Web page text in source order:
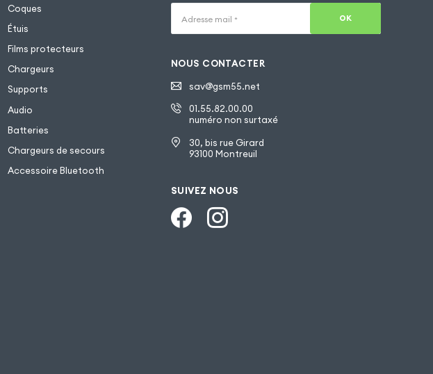
Coques
Étuis
Films protecteurs
Chargeurs
Supports
Audio
Batteries
Chargeurs de secours
Accessoire Bluetooth
Adresse mail * OK
NOUS CONTACTER
sav@gsm55.net
01.55.82.00.00
numéro non surtaxé
30, bis rue Girard
93100 Montreuil
SUIVEZ NOUS